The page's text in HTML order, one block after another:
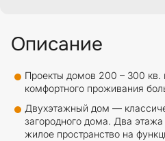
Описание
Проекты домов 200 – 300 кв.
комфортного проживания
Двухэтажный дом —
загородного дома. Два
жилое пространство на